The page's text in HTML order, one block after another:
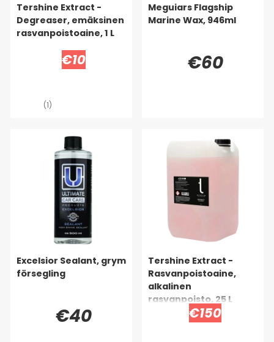
Tershine Extract -
Degreaser, emäksinen
rasvanpoistoaine, 1 L
€10
(1)
Meguiars Flagship
Marine Wax, 946ml
€60
Excelsior Sealant, grym
försegling
€40
Tershine Extract -
Rasvanpoistoaine,
alkalinen
rasvanpoisto, 25 L
€150